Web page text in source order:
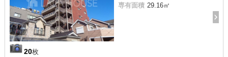
20枚
専有面積 29.16㎡